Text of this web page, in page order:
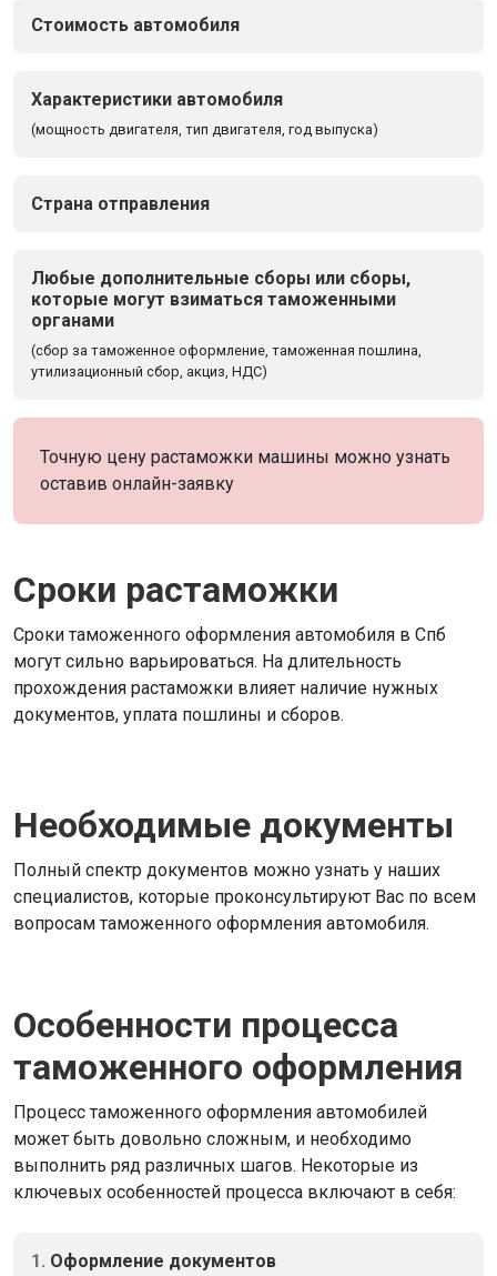
Cтоимость автомобиля
Характеристики автомобиля
(мощность двигателя, тип двигателя, год выпуска)
Страна отправления
Любые дополнительные сборы или сборы,
которые могут взиматься таможенными
органами
(сбор за таможенное оформление, таможенная пошлина,
утилизационный сбор, акциз, НДС)
Точную цену растаможки машины можно узнать
оставив онлайн-заявку
Сроки растаможки
Сроки таможенного оформления автомобиля в Спб
могут сильно варьироваться. На длительность
прохождения растаможки влияет наличие нужных
документов, уплата пошлины и сборов.
Необходимые документы
Полный спектр документов можно узнать у наших
специалистов, которые проконсультируют Вас по всем
вопросам таможенного оформления автомобиля.
Особенности процесса
таможенного оформления
Процесс таможенного оформления автомобилей
может быть довольно сложным, и необходимо
выполнить ряд различных шагов. Некоторые из
ключевых особенностей процесса включают в себя:
1. Оформление документов